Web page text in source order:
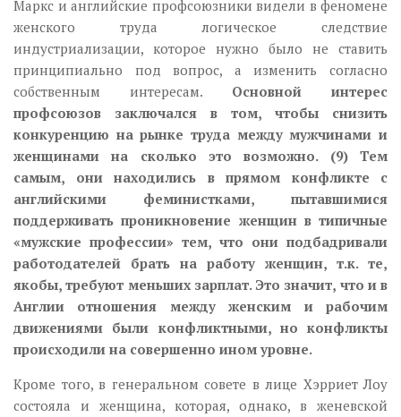
Маркс и английские профсоюзники видели в феномене
женского труда логическое следствие
индустриализации, которое нужно было не ставить
принципиально под вопрос, а изменить согласно
собственным интересам. Основной интерес
профсоюзов заключался в том, чтобы снизить
конкуренцию на рынке труда между мужчинами и
женщинами на сколько это возможно. (9) Тем
самым, они находились в прямом конфликте с
английскими феминистками, пытавшимися
поддерживать проникновение женщин в типичные
«мужские профессии» тем, что они подбадривали
работодателей брать на работу женщин, т.к. те,
якобы, требуют меньших зарплат. Это значит, что и в
Англии отношения между женским и рабочим
движениями были конфликтными, но конфликты
происходили на совершенно ином уровне.
Кроме того, в генеральном совете в лице Хэрриет Лоу
состояла и женщина, которая, однако, в женевской